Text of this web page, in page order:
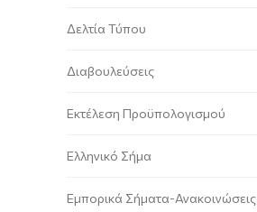
Δελτία Τύπου
Διαβουλεύσεις
Εκτέλεση Προϋπολογισμού
Ελληνικό Σήμα
Εμπορικά Σήματα-Ανακοινώσεις